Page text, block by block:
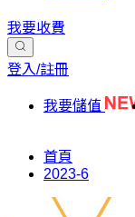
我要收費
登入/註冊
我要儲值
首頁
2023-6